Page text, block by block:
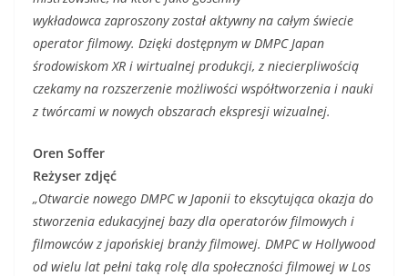
wykładowca zaproszony został aktywny na całym świecie
operator filmowy. Dzięki dostępnym w DMPC Japan
środowiskom XR i wirtualnej produkcji, z niecierpliwością
czekamy na rozszerzenie możliwości współtworzenia i nauki
z twórcami w nowych obszarach ekspresji wizualnej.
Oren Soffer
Reżyser zdjęć
„Otwarcie nowego DMPC w Japonii to ekscytująca okazja do
stworzenia edukacyjnej bazydla operatorów filmowych i
filmowców z japońskiej branży filmowej. DMPC w Hollywood
od wielu lat pełni taką rolę dla społeczności filmowej w Los